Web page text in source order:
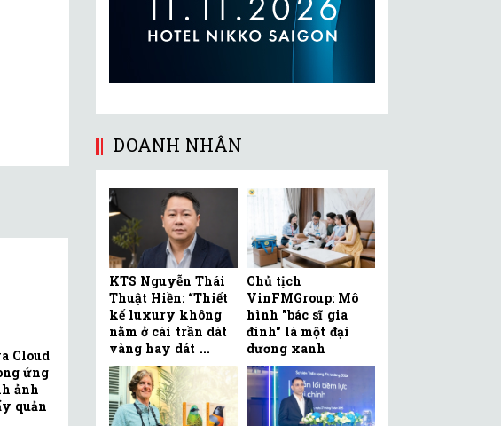
Cloud
ứng
ảnh
quản
DOANH NHÂN
KTS Nguyễn Thái
Thuật Hiền: “Thiết
kế luxury không
nằm ở cái trần dát
vàng hay dát ...
Chủ tịch
VinFMGroup: Mô
hình "bác sĩ gia
đình" là một đại
dương xanh